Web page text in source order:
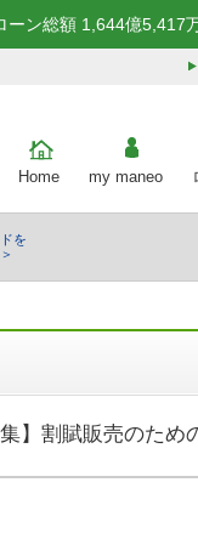
ーン総額 1,644億5,417
Home my maneo
を
】割賦販売のた